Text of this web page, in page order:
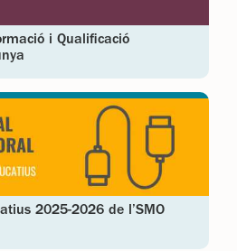
i Qualificació
2025-2026 de l’SMO